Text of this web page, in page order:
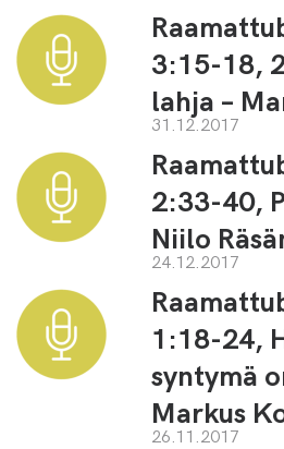
3:15-18,
lahja –
31.12.2017
2:33-40,
Niilo
24.12.2017
1:18-24,
syntymä
Markus
26.11.2017